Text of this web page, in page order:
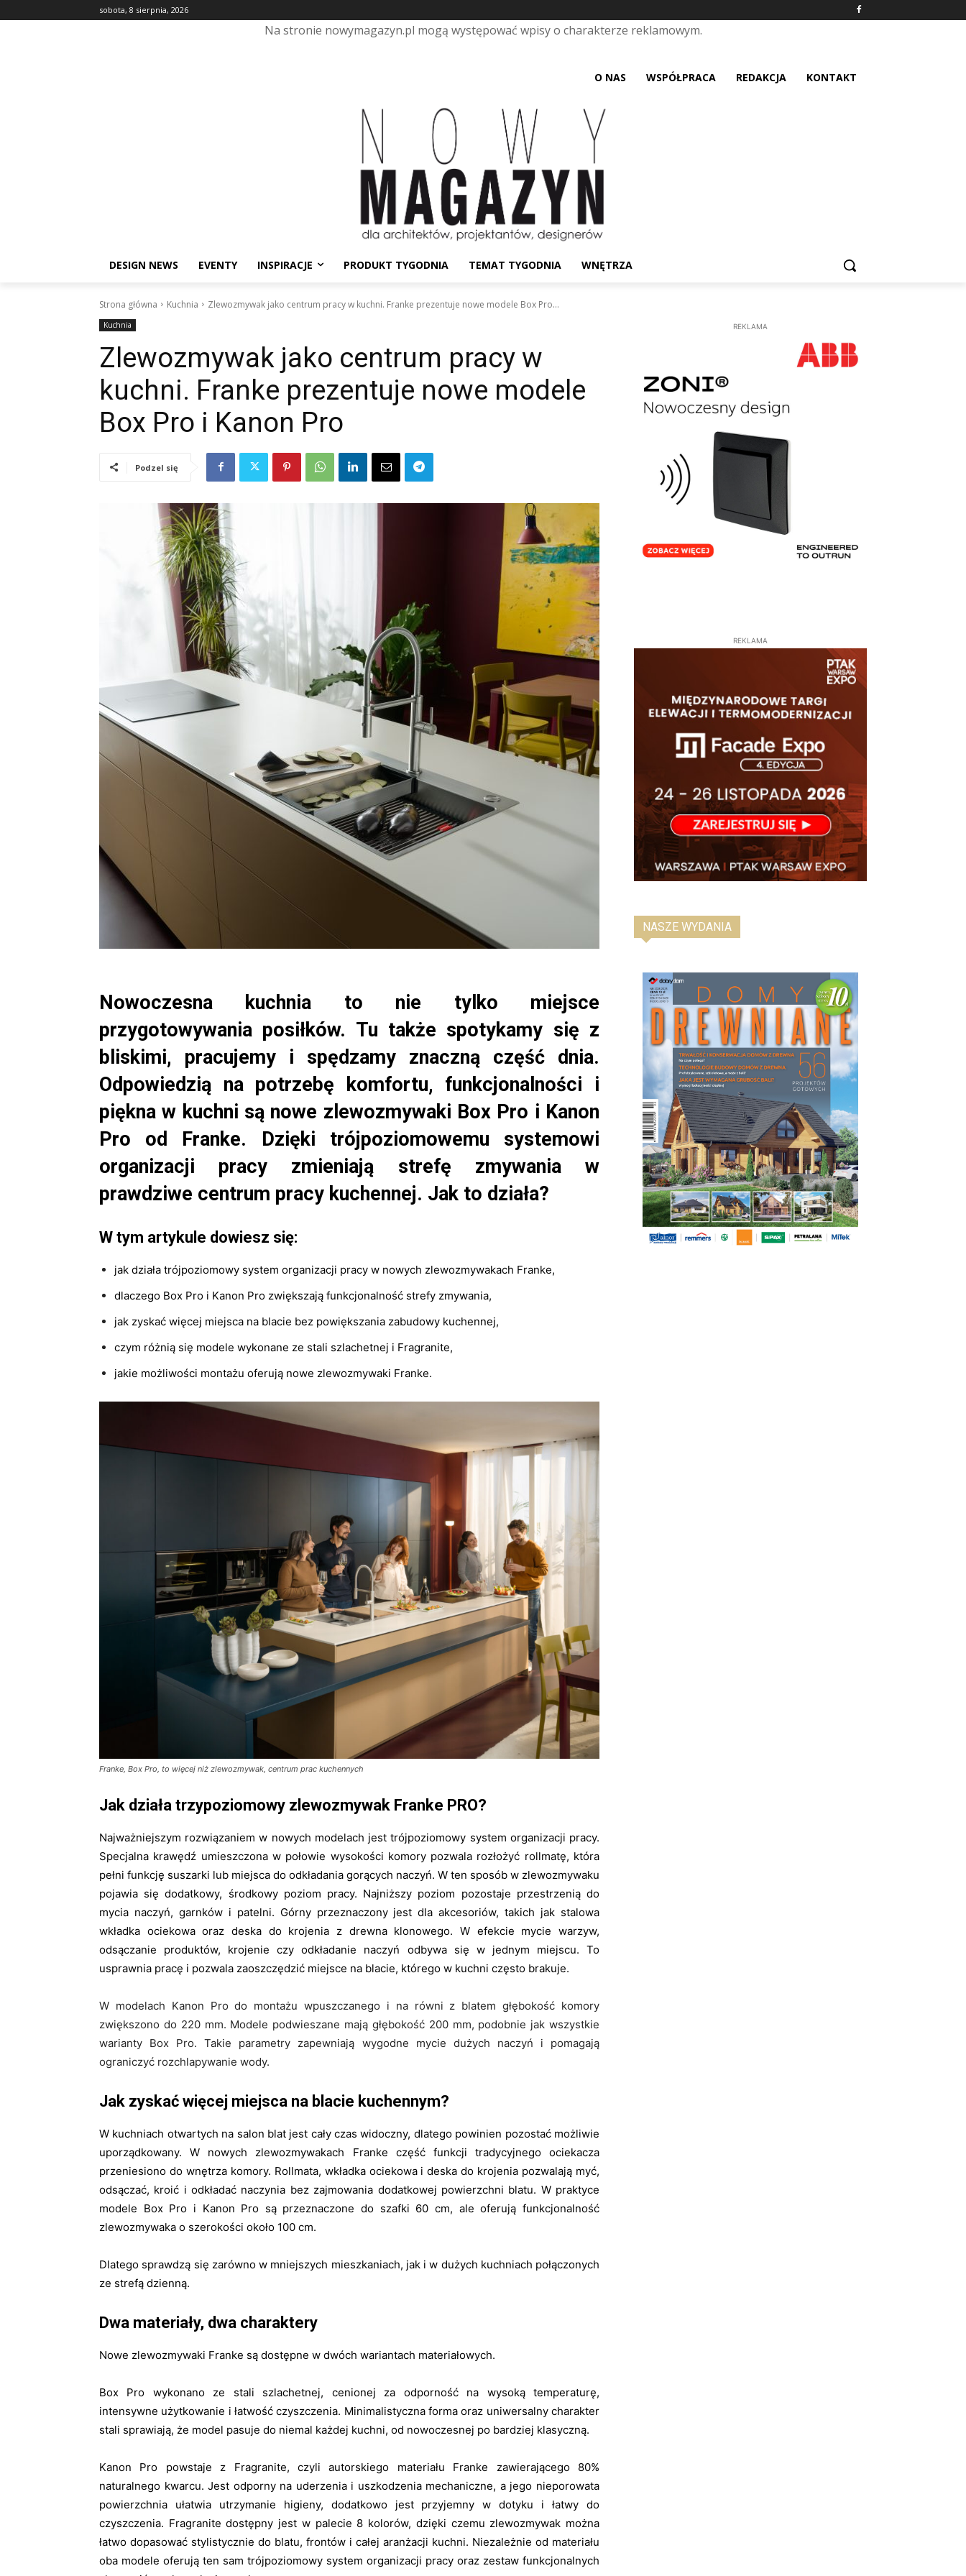
sobota, 8 sierpnia, 2026
Na stronie nowymagazyn.pl mogą występować wpisy o charakterze reklamowym.
O NAS WSPÓŁPRACA REDAKCJA KONTAKT
DESIGN NEWS EVENTY INSPIRACJE PRODUKT TYGODNIA TEMAT TYGODNIA WNĘTRZA
Strona główna Kuchnia Zlewozmywak jako centrum pracy w kuchni. Franke prezentuje nowe modele Box Pro...
Kuchnia
Zlewozmywak jako centrum pracy w
kuchni. Franke prezentuje nowe modele
Box Pro i Kanon Pro
Podzel się
Nowoczesna kuchnia to nie tylko miejsce
przygotowywania posiłków. Tu także spotykamy się z
bliskimi, pracujemy i spędzamy znaczną część dnia.
Odpowiedzią na potrzebę komfortu, funkcjonalności i
piękna w kuchni są nowe zlewozmywaki Box Pro i Kanon
Pro od Franke. Dzięki trójpoziomowemu systemowi
organizacji pracy zmieniają strefę zmywania w
prawdziwe centrum pracy kuchennej. Jak to działa?
W tym artykule dowiesz się:
jak działa trójpoziomowy system organizacji pracy w nowych zlewozmywakach Franke,
dlaczego Box Pro i Kanon Pro zwiększają funkcjonalność strefy zmywania,
jak zyskać więcej miejsca na blacie bez powiększania zabudowy kuchennej,
czym różnią się modele wykonane ze stali szlachetnej i Fragranite,
jakie możliwości montażu oferują nowe zlewozmywaki Franke.
Franke, Box Pro, to więcej niż zlewozmywak, centrum prac kuchennych
Jak działa trzypoziomowy zlewozmywak Franke PRO?
Najważniejszym rozwiązaniem w nowych modelach jest trójpoziomowy system organizacji pracy.
Specjalna krawędź umieszczona w połowie wysokości komory pozwala rozłożyć rollmatę, która
pełni funkcję suszarki lub miejsca do odkładania gorących naczyń. W ten sposób w zlewozmywaku
pojawia się dodatkowy, środkowy poziom pracy. Najniższy poziom pozostaje przestrzenią do
mycia naczyń, garnków i patelni. Górny przeznaczony jest dla akcesoriów, takich jak stalowa
wkładka ociekowa oraz deska do krojenia z drewna klonowego. W efekcie mycie warzyw,
odsączanie produktów, krojenie czy odkładanie naczyń odbywa się w jednym miejscu. To
usprawnia pracę i pozwala zaoszczędzić miejsce na blacie, którego w kuchni często brakuje.
W modelach Kanon Pro do montażu wpuszczanego i na równi z blatem głębokość komory
zwiększono do 220 mm. Modele podwieszane mają głębokość 200 mm, podobnie jak wszystkie
warianty Box Pro. Takie parametry zapewniają wygodne mycie dużych naczyń i pomagają
ograniczyć rozchlapywanie wody.
Jak zyskać więcej miejsca na blacie kuchennym?
W kuchniach otwartych na salon blat jest cały czas widoczny, dlatego powinien pozostać możliwie
uporządkowany. W nowych zlewozmywakach Franke część funkcji tradycyjnego ociekacza
przeniesiono do wnętrza komory. Rollmata, wkładka ociekowa i deska do krojenia pozwalają myć,
odsączać, kroić i odkładać naczynia bez zajmowania dodatkowej powierzchni blatu. W praktyce
modele Box Pro i Kanon Pro są przeznaczone do szafki 60 cm, ale oferują funkcjonalność
zlewozmywaka o szerokości około 100 cm.
Dlatego sprawdzą się zarówno w mniejszych mieszkaniach, jak i w dużych kuchniach połączonych
ze strefą dzienną.
Dwa materiały, dwa charaktery
Nowe zlewozmywaki Franke są dostępne w dwóch wariantach materiałowych.
Box Pro wykonano ze stali szlachetnej, cenionej za odporność na wysoką temperaturę,
intensywne użytkowanie i łatwość czyszczenia. Minimalistyczna forma oraz uniwersalny charakter
stali sprawiają, że model pasuje do niemal każdej kuchni, od nowoczesnej po bardziej klasyczną.
Kanon Pro powstaje z Fragranite, czyli autorskiego materiału Franke zawierającego 80%
naturalnego kwarcu. Jest odporny na uderzenia i uszkodzenia mechaniczne, a jego nieporowata
powierzchnia ułatwia utrzymanie higieny, dodatkowo jest przyjemny w dotyku i łatwy do
czyszczenia. Fragranite dostępny jest w palecie 8 kolorów, dzięki czemu zlewozmywak można
łatwo dopasować stylistycznie do blatu, frontów i całej aranżacji kuchni. Niezależnie od materiału
oba modele oferują ten sam trójpoziomowy system organizacji pracy oraz zestaw funkcjonalnych
REKLAMA
REKLAMA
NASZE WYDANIA